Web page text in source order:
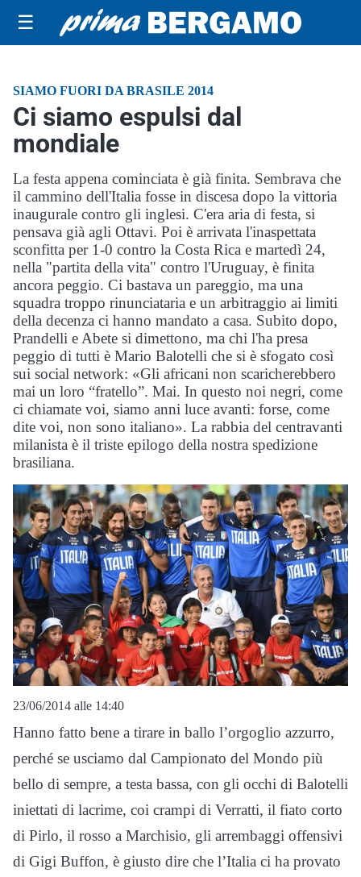
☰
SIAMO FUORI DA BRASILE 2014
Ci siamo espulsi dal
mondiale
La festa appena cominciata è già finita. Sembrava che
il cammino dell'Italia fosse in discesa dopo la vittoria
inaugurale contro gli inglesi. C'era aria di festa, si
pensava già agli Ottavi. Poi è arrivata l'inaspettata
sconfitta per 1-0 contro la Costa Rica e martedì 24,
nella "partita della vita" contro l'Uruguay, è finita
ancora peggio. Ci bastava un pareggio, ma una
squadra troppo rinunciataria e un arbitraggio ai limiti
della decenza ci hanno mandato a casa. Subito dopo,
Prandelli e Abete si dimettono, ma chi l'ha presa
peggio di tutti è Mario Balotelli che si è sfogato così
sui social network: «Gli africani non scaricherebbero
mai un loro “fratello”. Mai. In questo noi negri, come
ci chiamate voi, siamo anni luce avanti: forse, come
dite voi, non sono italiano». La rabbia del centravanti
milanista è il triste epilogo della nostra spedizione
brasiliana.
23/06/2014 alle 14:40
Hanno fatto bene a tirare in ballo l’orgoglio azzurro,
perché se usciamo dal Campionato del Mondo più
bello di sempre, a testa bassa, con gli occhi di Balotelli
iniettati di lacrime, coi crampi di Verratti, il fiato corto
di Pirlo, il rosso a Marchisio, gli arrembaggi offensivi
di Gigi Buffon, è giusto dire che l’Italia ci ha provato